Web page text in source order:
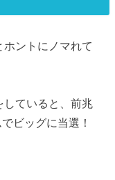
ントにノマれて
していると、前兆
ビッグに当選！